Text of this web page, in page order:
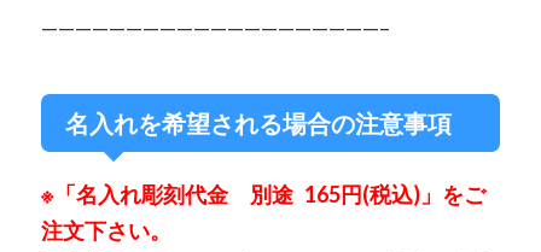
————————————————————–
名入れを希望される場合の注意事項
※「名入れ彫刻代金 別途 165円(税込)」をご
注文下さい。